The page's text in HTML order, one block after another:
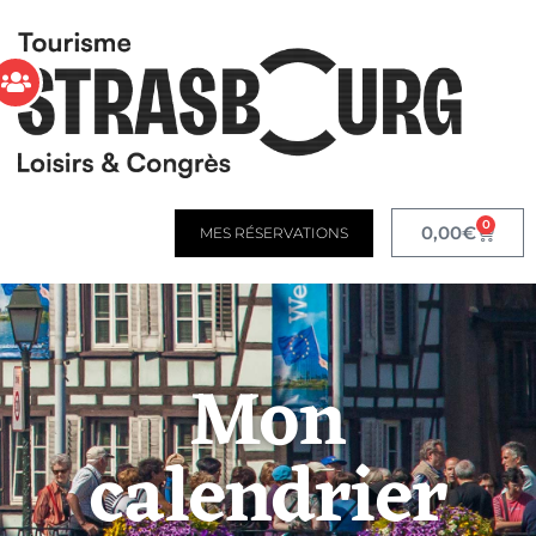
MES RÉSERVATIONS 0,00€ 0
Mon
calendrier